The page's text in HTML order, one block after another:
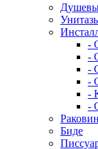
-
-
-
-
-
-
Биде